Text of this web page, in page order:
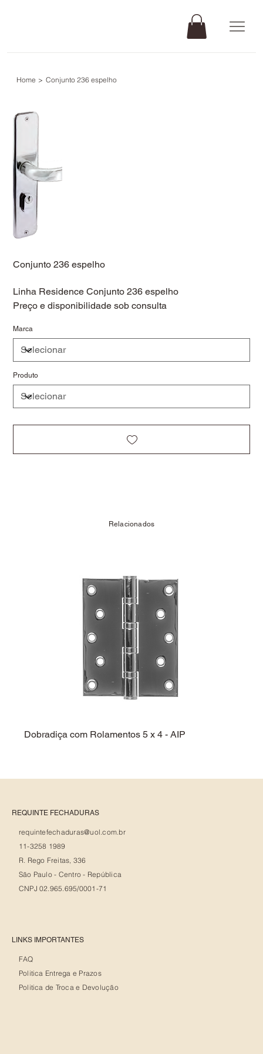
Home > Conjunto 236 espelho
Conjunto 236 espelho
Linha Residence Conjunto 236 espelho
Preço e disponibilidade sob consulta
Marca
Produto
Relacionados
Dobradiça com Rolamentos 5 x 4 - AIP
REQUINTE FECHADURAS
requintefechaduras@uol.com.br
11-3258 1989
R. Rego Freitas, 336
São Paulo - Centro - República
CNPJ 02.965.695/0001-71
LINKS IMPORTANTES
FAQ
Politica Entrega e Prazos
Politica de Troca e Devolução